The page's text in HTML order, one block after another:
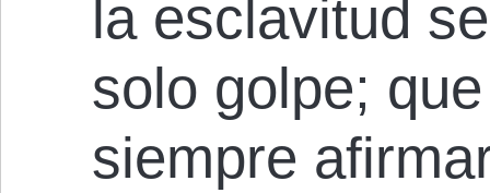
la esclavitud
solo golpe;
siempre